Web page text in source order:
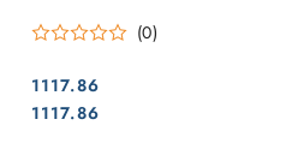
(0)
Cena:
1117.86
Cena:
1117.86